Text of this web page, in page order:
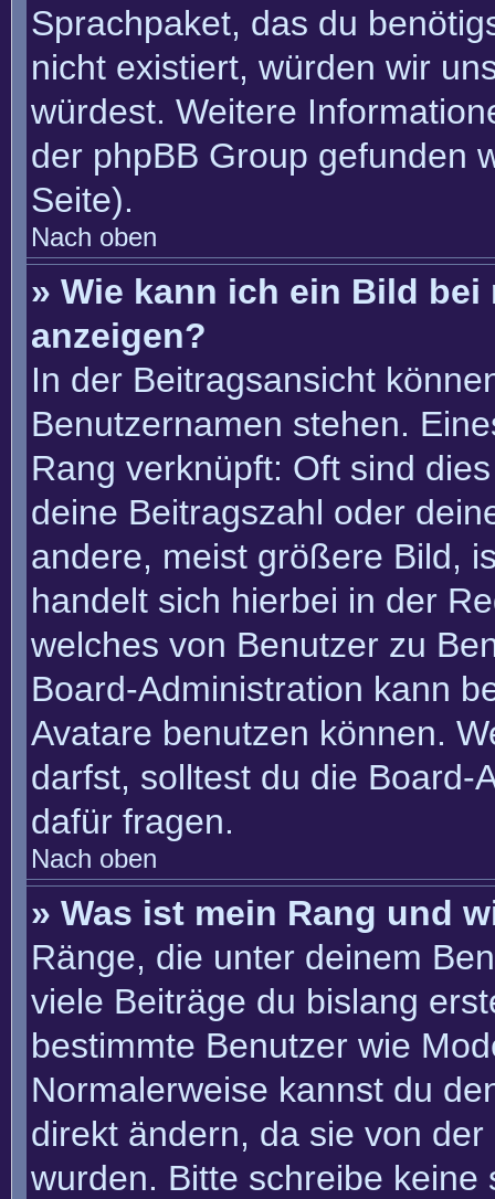
Sprachpaket, das du
nicht existiert, würden wir
würdest. Weitere
der phpBB Group gefunden
Seite).
Nach oben
» Wie kann ich ein Bild bei
anzeigen?
In der Beitragsansicht
Benutzernamen stehen.
Rang verknüpft: Oft sind
deine Beitragszahl oder
andere, meist größere Bild,
handelt sich hierbei in der
welches von Benutzer zu
Board-Administration kann
Avatare benutzen können.
darfst, solltest du die Board-
dafür fragen.
Nach oben
» Was ist mein Rang und
Ränge, die unter deinem
viele Beiträge du bislang
bestimmte Benutzer wie
Normalerweise kannst du
direkt ändern, da sie von
wurden. Bitte schreibe